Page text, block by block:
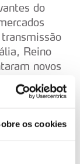
os cookies
do
Reino
novos
do evento
foi
, reforçando a
turístico de